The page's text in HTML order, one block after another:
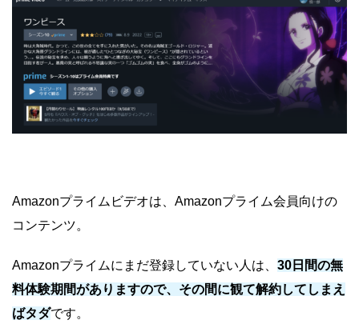
Amazonプライムビデオは、Amazonプライム会員向けの
コンテンツ。
Amazonプライムにまだ登録していない人は、 30日間の無
料体験期間がありますので、その間に観て解約してしまえ
ばタダです。